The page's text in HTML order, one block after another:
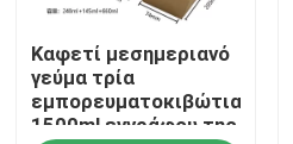
Προϊόντα
Εμφάνιση VR
Καφετί μεσημεριανό
γεύμα τρία
εμπορευματοκιβώτια
1500ml εγγράφου της